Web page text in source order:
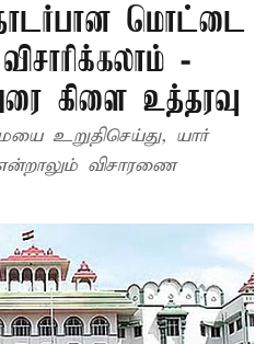
மொட்டை
-
கிளை உத்தரவு
உறுதிசெய்து, யார்
விசாரணை